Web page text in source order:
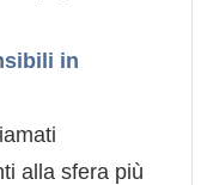
in
alla sfera più